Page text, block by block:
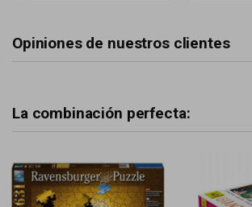
Opiniones de nuestros clientes
La combinación perfecta: